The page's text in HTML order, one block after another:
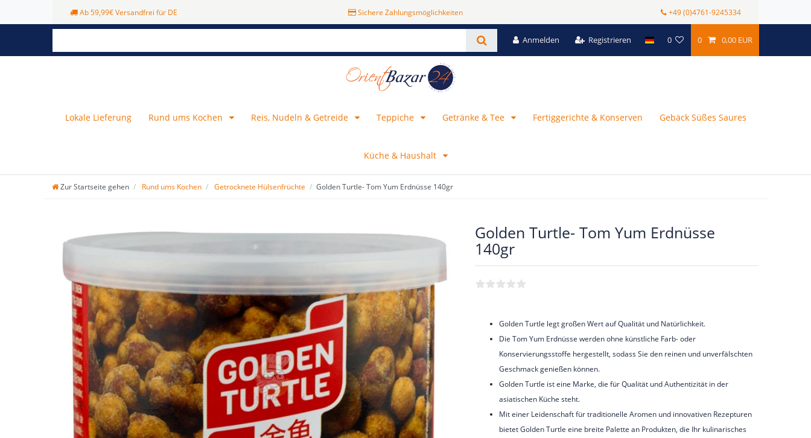
Ab 59,99€ Versandfrei für DE Sichere Zahlungsmöglichkeiten +49 (0)4761-9245334
Anmelden Registrieren 0 0 0,00 EUR
Lokale Lieferung Rund ums Kochen Reis, Nudeln & Getreide Teppiche Getränke & Tee Fertiggerichte & Konserven Gebäck Süßes Saures
Küche & Haushalt
Zur Startseite gehen Rund ums Kochen Getrocknete Hülsenfrüchte Golden Turtle- Tom Yum Erdnüsse 140gr
Golden Turtle- Tom Yum Erdnüsse
140gr
Golden Turtle legt großen Wert auf Qualität und Natürlichkeit.
Die Tom Yum Erdnüsse werden ohne künstliche Farb- oder
Konservierungsstoffe hergestellt, sodass Sie den reinen und unverfälschten
Geschmack genießen können.
Golden Turtle ist eine Marke, die für Qualität und Authentizität in der
asiatischen Küche steht.
Mit einer Leidenschaft für traditionelle Aromen und innovativen Rezepturen
bietet Golden Turtle eine breite Palette an Produkten, die Ihr kulinarisches